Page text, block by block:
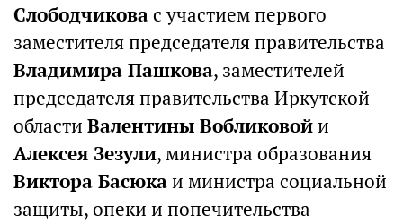
Слободчиковас участием первого
заместителя председателя правительства
Владимира Пашкова, заместителей
председателя правительства Иркутской
области Валентины Вобликовойи
Алексея Зезули, министра образования
Виктора Басюкаи министра социальной
защиты, опеки и попечительства